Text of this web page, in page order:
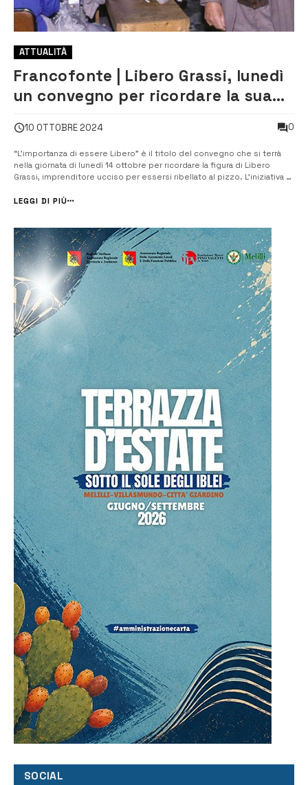
ATTUALITÀ
Francofonte | Libero Grassi, lunedì
un convegno per ricordare la sua
10 OTTOBRE 2024 0
“L’importanza di essere Libero” è il titolo del convegno che si terrà
nella giornata di lunedì 14 ottobre per ricordare la figura di Libero
Grassi, imprenditore ucciso per essersi ribellato al pizzo. L’iniziativa è
Pizzo- Catania”. Dalle ore ...
LEGGI DI PIÙ
SOCIAL